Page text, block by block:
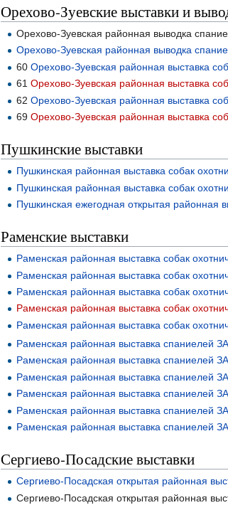
Орехово-Зуевские выставки и
Орехово-Зуевская районная выводка
Орехово-Зуевская районная выводка
60Орехово-Зуевская районная выставка
61Орехово-Зуевская районная выставка
62Орехово-Зуевская районная выставка
69Орехово-Зуевская районная выставка
Пушкинские выставки
Пушкинская районная выставка собак
Пушкинская районная выставка собак
Пушкинская ежегодная открытая районная
Раменские выставки
Раменская районная выставка собак
Раменская районная выставка собак
Раменская районная выставка собак
Раменская районная выставка собак
Раменская районная выставка собак
Раменская районная выставка
Раменская районная выставка
Раменская районная выставка
Раменская районная выставка
Раменская районная выставка
Раменская районная выставка
Сергиево-Посадские выставки
Сергиево-Посадская открытая районная
Сергиево-Посадская открытая районная